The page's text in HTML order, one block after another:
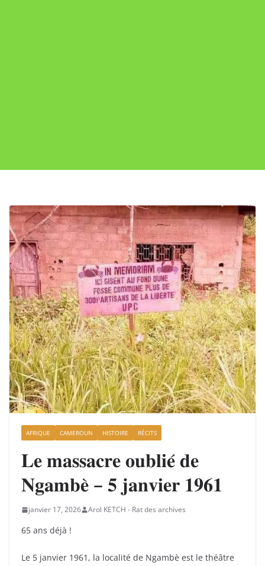
AFRIQUE CAMEROUN HISTOIRE RÉCITS
𝐋𝐞 𝐦𝐚𝐬𝐬𝐚𝐜𝐫𝐞 𝐨𝐮𝐛𝐥𝐢𝐞́ 𝐝𝐞
𝐍𝐠𝐚𝐦𝐛𝐞̀ – 𝟓 𝐣𝐚𝐧𝐯𝐢𝐞𝐫 𝟏𝟗𝟔𝟏
janvier 17, 2026 Arol KETCH - Rat des archives
65 ans déjà !
Le 5 janvier 1961, la localité de Ngambè est le théâtre